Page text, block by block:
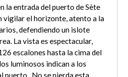
la entrada del puerto de Sète
vigilar el horizonte, atento a la
defendiendo un islote
La vista es espectacular,
escalones hasta la cima del
luminosos indican a los
puerto. No se pierda esta